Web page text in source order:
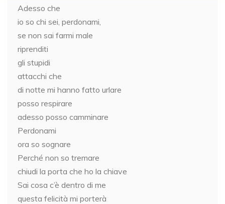
Adesso che
io so chi sei, perdonami,
se non sai farmi male
riprenditi
gli stupidi
attacchi che
di notte mi hanno fatto urlare
posso respirare
adesso posso camminare
Perdonami
ora so sognare
Perché non so tremare
chiudi la porta che ho la chiave
Sai cosa c’è dentro di me
questa felicità mi porterà